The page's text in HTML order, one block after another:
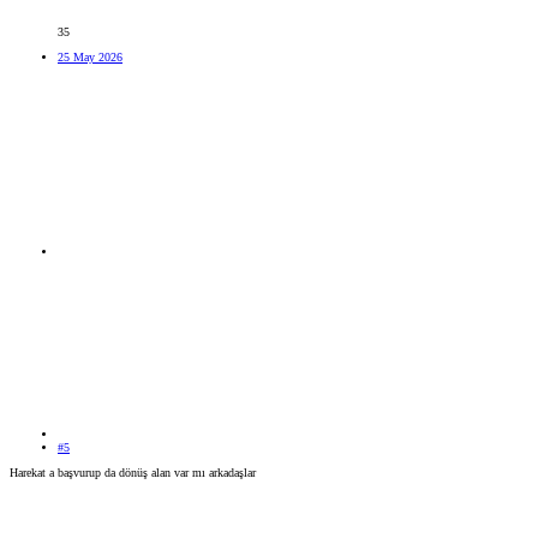
35
25 May 2026
#5
Harekat a başvurup da dönüş alan var mı arkadaşlar